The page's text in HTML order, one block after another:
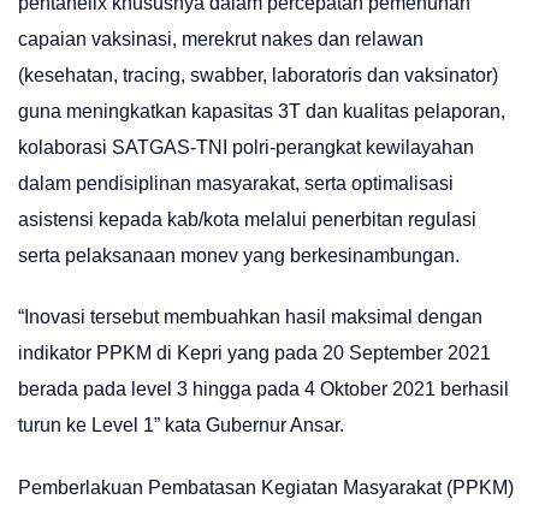
capaian vaksinasi, merekrut nakes dan relawan
(kesehatan, tracing, swabber, laboratoris dan vaksinator)
guna meningkatkan kapasitas 3T dan kualitas pelaporan,
kolaborasi SATGAS-TNI polri-perangkat kewilayahan
dalam pendisiplinan masyarakat, serta optimalisasi
asistensi kepada kab/kota melalui penerbitan regulasi
serta pelaksanaan monev yang berkesinambungan.
“Inovasi tersebut membuahkan hasil maksimal dengan
indikator PPKM di Kepri yang pada 20 September 2021
berada pada level 3 hingga pada 4 Oktober 2021 berhasil
turun ke Level 1” kata Gubernur Ansar.
Pemberlakuan Pembatasan Kegiatan Masyarakat (PPKM)